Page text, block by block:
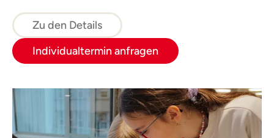
Zu den Details
Individualtermin anfragen